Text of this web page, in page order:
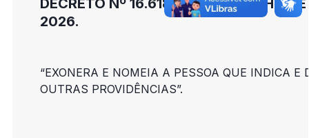
DECRETO Nº 16.618, DE 31 DE JULHO DE
2026.
“EXONERA E NOMEIA A PESSOA QUE INDICA E
OUTRAS PROVIDÊNCIAS”.